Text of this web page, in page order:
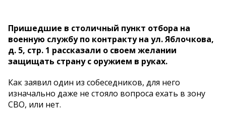
Пришедшие в столичный пункт отбора на
военную службу по контракту на ул. Яблочкова,
д. 5, стр. 1 рассказали о своем желании
защищать страну с оружием в руках.
Как заявил один из собеседников, для него
изначально даже не стояло вопроса ехать в зону
СВО, или нет.